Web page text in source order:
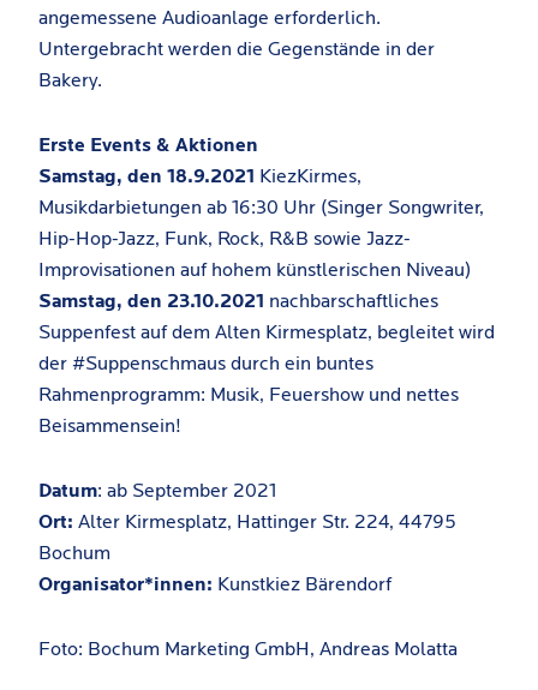
angemessene Audioanlage erforderlich.
Untergebracht werden die Gegenstände in der
Bakery.
Erste Events & Aktionen
Samstag, den 18.9.2021 KiezKirmes,
Musikdarbietungen ab 16:30 Uhr (Singer Songwriter,
Hip-Hop-Jazz, Funk, Rock, R&B sowie Jazz-
Improvisationen auf hohem künstlerischen Niveau)
Samstag, den 23.10.2021 nachbarschaftliches
Suppenfest auf dem Alten Kirmesplatz, begleitet wird
der #Suppenschmaus durch ein buntes
Rahmenprogramm: Musik, Feuershow und nettes
Beisammensein!
Datum: ab September 2021
Ort: Alter Kirmesplatz, Hattinger Str. 224, 44795
Bochum
Organisator*innen: Kunstkiez Bärendorf
Foto: Bochum Marketing GmbH, Andreas Molatta